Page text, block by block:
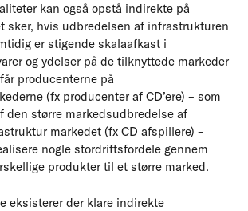
kan også opstå indirekte på
sker, hvis udbredelsen af infrastrukturen
er stigende skalaafkast i
og ydelser på de tilknyttede markeder
producenterne på
(fx producenter af CD’ere) – som
den større markedsudbredelse af
markedet (fx CD afspillere) –
nogle stordriftsfordele gennem
produkter til et større marked.
eksisterer der klare indirekte